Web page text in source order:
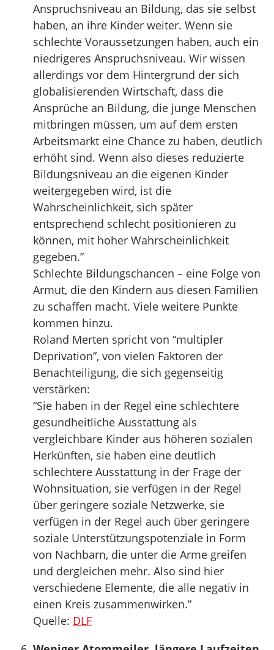
Anspruchsniveau an Bildung, das sie selbst
haben, an ihre Kinder weiter. Wenn sie
schlechte Voraussetzungen haben, auch ein
niedrigeres Anspruchsniveau. Wir wissen
allerdings vor dem Hintergrund der sich
globalisierenden Wirtschaft, dass die
Ansprüche an Bildung, die junge Menschen
mitbringen müssen, um auf dem ersten
Arbeitsmarkt eine Chance zu haben, deutlich
erhöht sind. Wenn also dieses reduzierte
Bildungsniveau an die eigenen Kinder
weitergegeben wird, ist die
Wahrscheinlichkeit, sich später
entsprechend schlecht positionieren zu
können, mit hoher Wahrscheinlichkeit
gegeben.”
Schlechte Bildungschancen – eine Folge von
Armut, die den Kindern aus diesen Familien
zu schaffen macht. Viele weitere Punkte
kommen hinzu.
Roland Merten spricht von “multipler
Deprivation”, von vielen Faktoren der
Benachteiligung, die sich gegenseitig
verstärken:
“Sie haben in der Regel eine schlechtere
gesundheitliche Ausstattung als
vergleichbare Kinder aus höheren sozialen
Herkünften, sie haben eine deutlich
schlechtere Ausstattung in der Frage der
Wohnsituation, sie verfügen in der Regel
über geringere soziale Netzwerke, sie
verfügen in der Regel auch über geringere
soziale Unterstützungspotenziale in Form
von Nachbarn, die unter die Arme greifen
und dergleichen mehr. Also sind hier
verschiedene Elemente, die alle negativ in
einen Kreis zusammenwirken.”
Quelle: DLF